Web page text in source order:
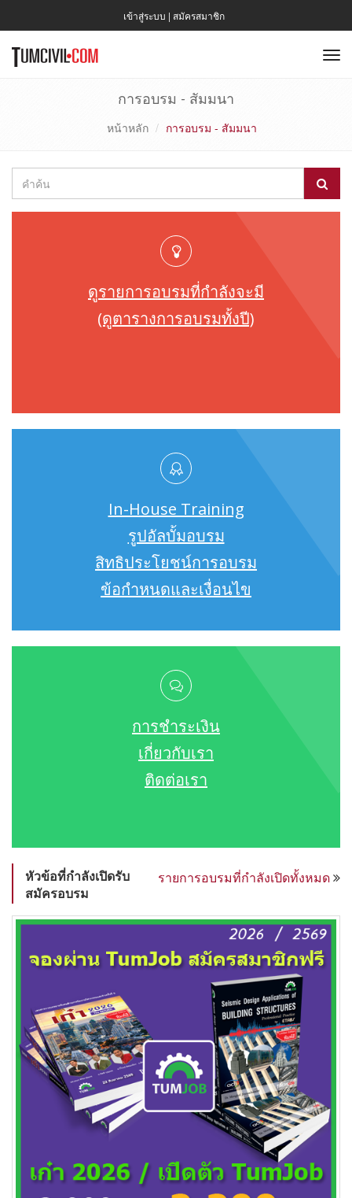
เข้าสู่ระบบ | สมัครสมาชิก
การอบรม - สัมมนา
หน้าหลัก การอบรม - สัมมนา
ดูรายการอบรมที่กำลังจะมี
(ดูตารางการอบรมทั้งปี)
In-House Training
รูปอัลบั้มอบรม
สิทธิประโยชน์การอบรม
ข้อกำหนดและเงื่อนไข
การชำระเงิน
เกี่ยวกับเรา
ติดต่อเรา
รายการอบรมที่กำลังเปิดทั้งหมด
หัวข้อที่กำลังเปิดรับ
สมัครอบรม